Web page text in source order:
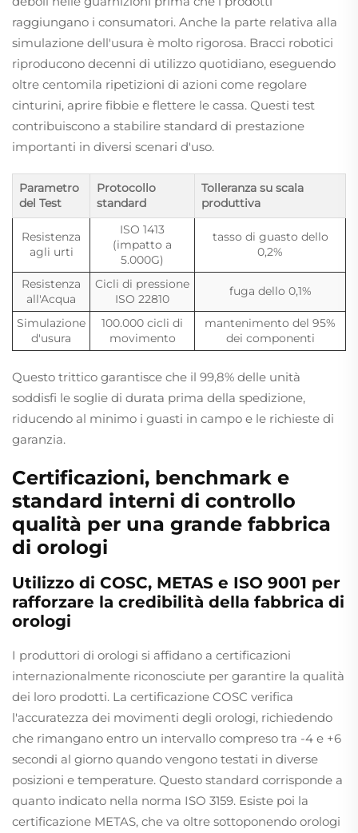
raggiungano i consumatori. Anche la parte relativa alla
simulazione dell'usura è molto rigorosa. Bracci robotici
riproducono decenni di utilizzo quotidiano, eseguendo
oltre centomila ripetizioni di azioni come regolare
cinturini, aprire fibbie e flettere le cassa. Questi test
contribuiscono a stabilire standard di prestazione
importanti in diversi scenari d'uso.
Parametro
del Test
Protocollo
standard
Tolleranza su scala
produttiva
Resistenza
agli urti
ISO 1413
(impatto a
5.000G)
tasso di guasto dello
0,2%
Resistenza
all'Acqua
Cicli di pressione
ISO 22810
fuga dello 0,1%
Simulazione
d'usura
100.000 cicli di
movimento
mantenimento del 95%
dei componenti
Questo trittico garantisce che il 99,8% delle unità
soddisfi le soglie di durata prima della spedizione,
riducendo al minimo i guasti in campo e le richieste di
garanzia.
Certificazioni, benchmark e
standard interni di controllo
qualità per una grande fabbrica
di orologi
Utilizzo di COSC, METAS e ISO 9001 per
rafforzare la credibilità della fabbrica di
orologi
I produttori di orologi si affidano a certificazioni
internazionalmente riconosciute per garantire la qualità
dei loro prodotti. La certificazione COSC verifica
l'accuratezza dei movimenti degli orologi, richiedendo
che rimangano entro un intervallo compreso tra -4 e +6
secondi al giorno quando vengono testati in diverse
posizioni e temperature. Questo standard corrisponde a
quanto indicato nella norma ISO 3159. Esiste poi la
certificazione METAS, che va oltre sottoponendo orologi